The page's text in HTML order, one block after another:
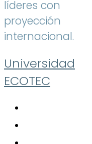
líderes con
proyección
internacional.
Universidad
ECOTEC